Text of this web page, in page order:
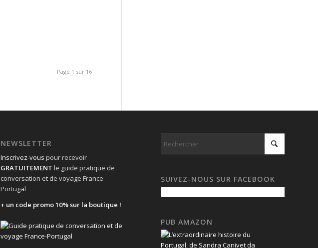
Page 1 sur 16
NEWSLETTER
Inscrivez-vous pour recevoir
GRATUITEMENT le guide pratique de
conversation et de voyage France-
Portugal
+ un code promo 10% sur la boutique !
SUIVEZ-NOUS SUR FACEBOOK
PUB AMAZON